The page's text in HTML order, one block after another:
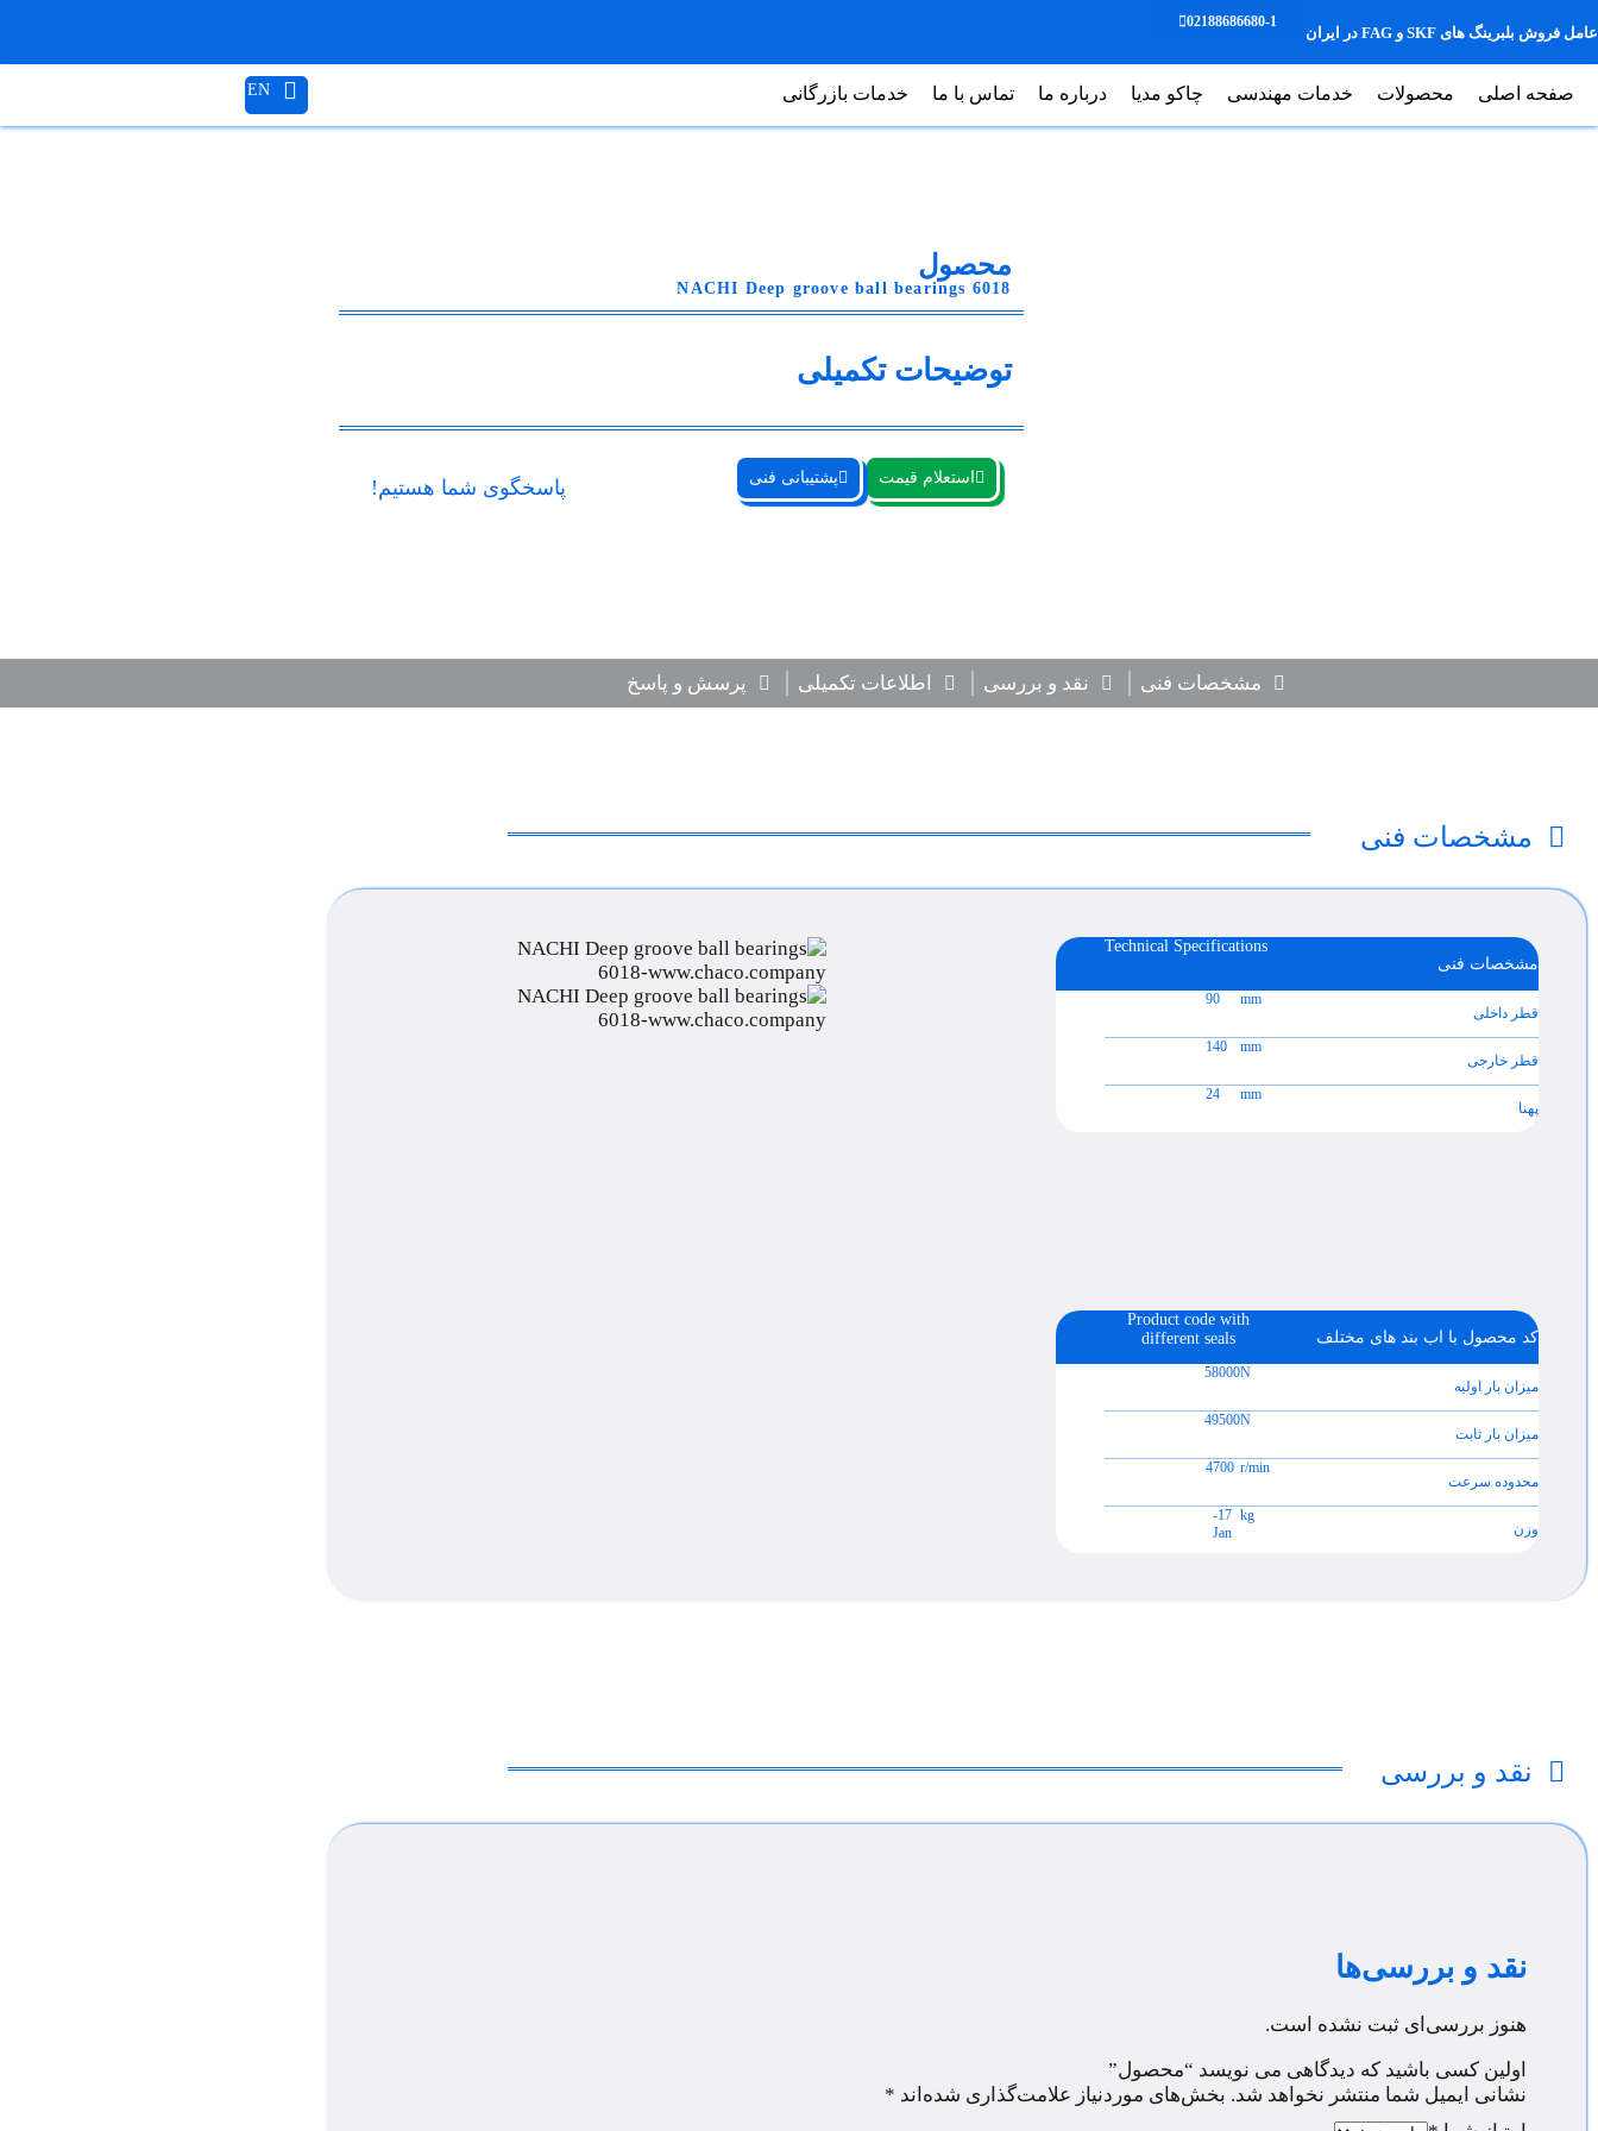
عامل فروش بلبرینگ های SKF و FAG در ایران
02188686680-1
صفحه اصلی محصولات خدمات مهندسی چاکو مدیا درباره ما تماس با ما خدمات بازرگانی EN
محصول
NACHI Deep groove ball bearings 6018
توضیحات تکمیلی
استعلام قیمت پشتیبانی فنی پاسخگوی شما هستیم!
مشخصات فنی نقد و بررسی اطلاعات تکمیلی پرسش و پاسخ
مشخصات فنی
مشخصات فنی
Technical Specifications
قطر داخلی
mm
90
قطر خارجی
mm
140
پهنا
mm
24
کد محصول با اب بند های مختلف
Product code with
different seals
میزان بار اولیه
N
58000
میزان بار ثابت
N
49500
محدوده سرعت
r/min
4700
وزن
kg
17-
Jan
نقد و بررسی
نقد و بررسی‌ها
هنوز بررسی‌ای ثبت نشده است.
اولین کسی باشید که دیدگاهی می نویسد “محصول”
نشانی ایمیل شما منتشر نخواهد شد. بخش‌های موردنیاز علامت‌گذاری شده‌اند *